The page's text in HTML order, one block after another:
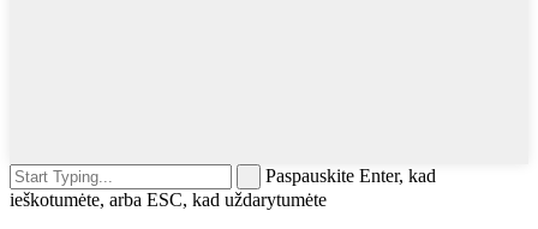
Paspauskite Enter, kad
ieškotumėte, arba ESC, kad uždarytumėte